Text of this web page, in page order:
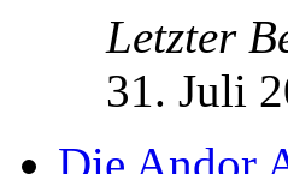
Letzter
31. Juli
Die Andor